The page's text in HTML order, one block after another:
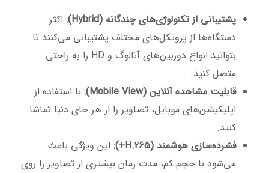
پشتیبانی از تکنولوژی‌های چندگانه (Hybrid):
اکثر
دستگاه‌ها از پروتکل‌های مختلف پشتیبانی می‌کنند تا
بتوانید انواع دوربین‌های آنالوگ و HD را به راحتی
متصل کنید.
قابلیت مشاهده آنلاین (Mobile View):
با استفاده از
اپلیکیشن‌های موبایل، تصاویر را از هر جای دنیا تماشا
کنید.
فشرده‌سازی هوشمند (H.265+):
این ویژگی باعث
می‌شود با حجم کم، مدت زمان بیشتری از تصاویر را روی